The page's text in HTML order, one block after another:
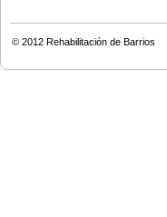
© 2012 Rehabilitación de Barrios